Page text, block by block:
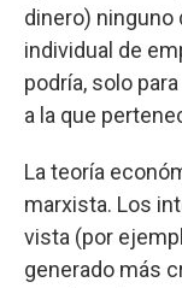
dinero) ninguno
individual de
podría, solo
a la que
La teoría
marxista. Los
vista (por
generado más